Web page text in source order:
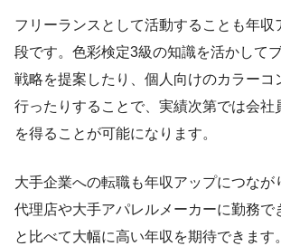
フリーランスとして活動することも年収
段です。色彩検定3級の知識を活かして
戦略を提案したり、個人向けのカラーコ
行ったりすることで、実績次第では会社
を得ることが可能になります。
大手企業への転職も年収アップにつなが
代理店や大手アパレルメーカーに勤務で
と比べて大幅に高い年収を期待できます